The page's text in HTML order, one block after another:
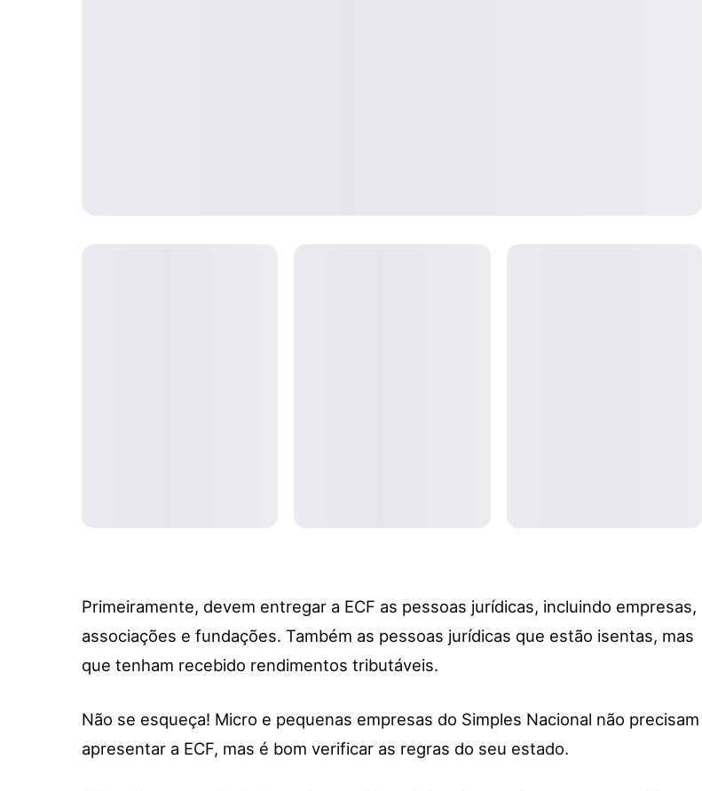
Primeiramente, devem entregar a ECF as pessoas jurídicas, incluindo empresas,
associações e fundações. Também as pessoas jurídicas que estão isentas, mas
que tenham recebido rendimentos tributáveis.
Não se esqueça! Micro e pequenas empresas do Simples Nacional não precisam
apresentar a ECF, mas é bom verificar as regras do seu estado.